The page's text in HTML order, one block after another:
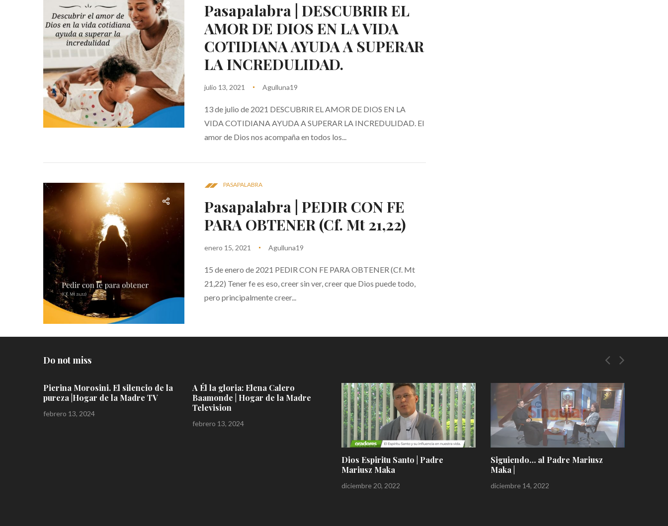
Pasapalabra | DESCUBRIR EL
AMOR DE DIOS EN LA VIDA
COTIDIANA AYUDA A SUPERAR
LA INCREDULIDAD.
julio 13, 2021 Agulluna19
13 de julio de 2021 DESCUBRIR EL AMOR DE DIOS EN LA
VIDA COTIDIANA AYUDA A SUPERAR LA INCREDULIDAD. El
amor de Dios nos acompaña en todos los...
PASAPALABRA
Pasapalabra | PEDIR CON FE
PARA OBTENER (Cf. Mt 21,22)
enero 15, 2021 Agulluna19
15 de enero de 2021 PEDIR CON FE PARA OBTENER (Cf. Mt
21,22) Tener fe es eso, creer sin ver, creer que Dios puede todo,
pero principalmente creer...
Do not miss
A Él la gloria: Elena Calero
Baamonde | Hogar de la Madre
Siguiendo… al Padre Mariusz
Maka |
diciembre 14, 2022
Conocer como satanás ataca la
mente del ser humano °SEAMOS